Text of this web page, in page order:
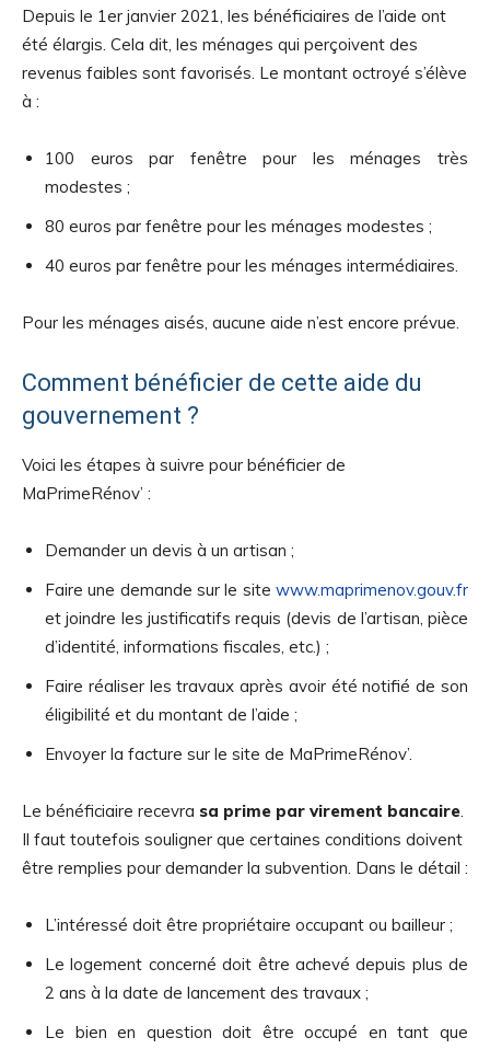
Depuis le 1er janvier 2021, les bénéficiaires de l’aide ont
été élargis. Cela dit, les ménages qui perçoivent des
revenus faibles sont favorisés. Le montant octroyé s’élève
à :
100 euros par fenêtre pour les ménages très
modestes ;
80 euros par fenêtre pour les ménages modestes ;
40 euros par fenêtre pour les ménages intermédiaires.
Pour les ménages aisés, aucune aide n’est encore prévue.
Comment bénéficier de cette aide du
gouvernement ?
Voici les étapes à suivre pour bénéficier de
MaPrimeRénov’ :
Demander un devis à un artisan ;
Faire une demande sur le site www.maprimenov.gouv.fr
et joindre les justificatifs requis (devis de l’artisan, pièce
d’identité, informations fiscales, etc.) ;
Faire réaliser les travaux après avoir été notifié de son
éligibilité et du montant de l’aide ;
Envoyer la facture sur le site de MaPrimeRénov’.
Le bénéficiaire recevra sa prime par virement bancaire.
Il faut toutefois souligner que certaines conditions doivent
être remplies pour demander la subvention. Dans le détail :
L’intéressé doit être propriétaire occupant ou bailleur ;
Le logement concerné doit être achevé depuis plus de
2 ans à la date de lancement des travaux ;
Le bien en question doit être occupé en tant que